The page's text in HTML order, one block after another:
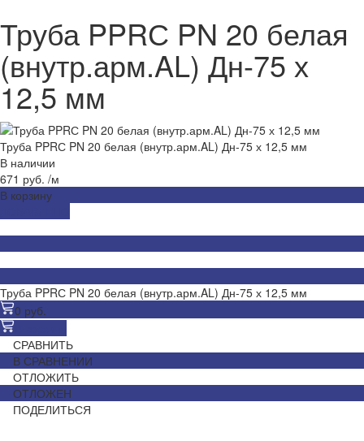
Труба PPRС PN 20 белая
(внутр.арм.AL) Дн-75 х
12,5 мм
Труба PPRС PN 20 белая (внутр.арм.AL) Дн-75 х 12,5 мм
В наличии
671 руб. /м
В корзину
Труба PPRС PN 20 белая (внутр.арм.AL) Дн-75 х 12,5 мм
0 руб.
СРАВНИТЬ
В СРАВНЕНИИ
ОТЛОЖИТЬ
ОТЛОЖЕН
ПОДЕЛИТЬСЯ